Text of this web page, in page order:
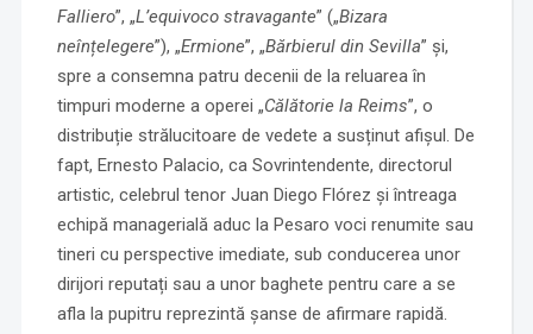
Falliero”, „L’equivoco stravagante” („Bizara
neînțelegere”), „Ermione”, „Bărbierul din Sevilla” și,
spre a consemna patru decenii de la reluarea în
timpuri moderne a operei „Călătorie la Reims”, o
distribuție strălucitoare de vedete a susținut afișul. De
fapt, Ernesto Palacio, ca Sovrintendente, directorul
artistic, celebrul tenor Juan Diego Flórez și întreaga
echipă managerială aduc la Pesaro voci renumite sau
tineri cu perspective imediate, sub conducerea unor
dirijori reputați sau a unor baghete pentru care a se
afla la pupitru reprezintă șanse de afirmare rapidă.